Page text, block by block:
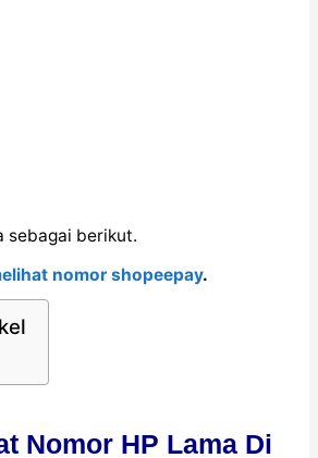
sebagai berikut.
nomor shopeepay.
Nomor HP Lama Di